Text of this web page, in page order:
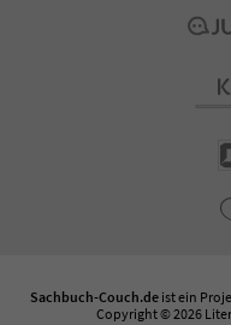
Sachbuch-Couch.de ist ein
Copyright © 2026